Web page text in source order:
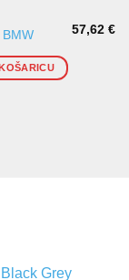
57,62€
Grey